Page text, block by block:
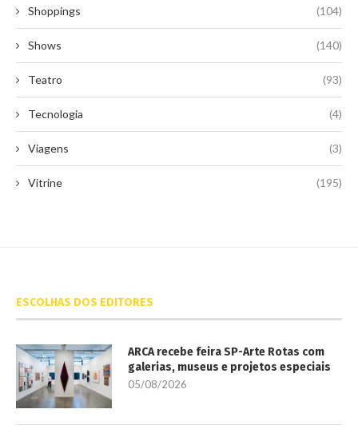
Shoppings (104)
Shows (140)
Teatro (93)
Tecnologia (4)
Viagens (3)
Vitrine (195)
ESCOLHAS DOS EDITORES
ARCA recebe feira SP-Arte Rotas com
galerias, museus e projetos especiais
05/08/2026